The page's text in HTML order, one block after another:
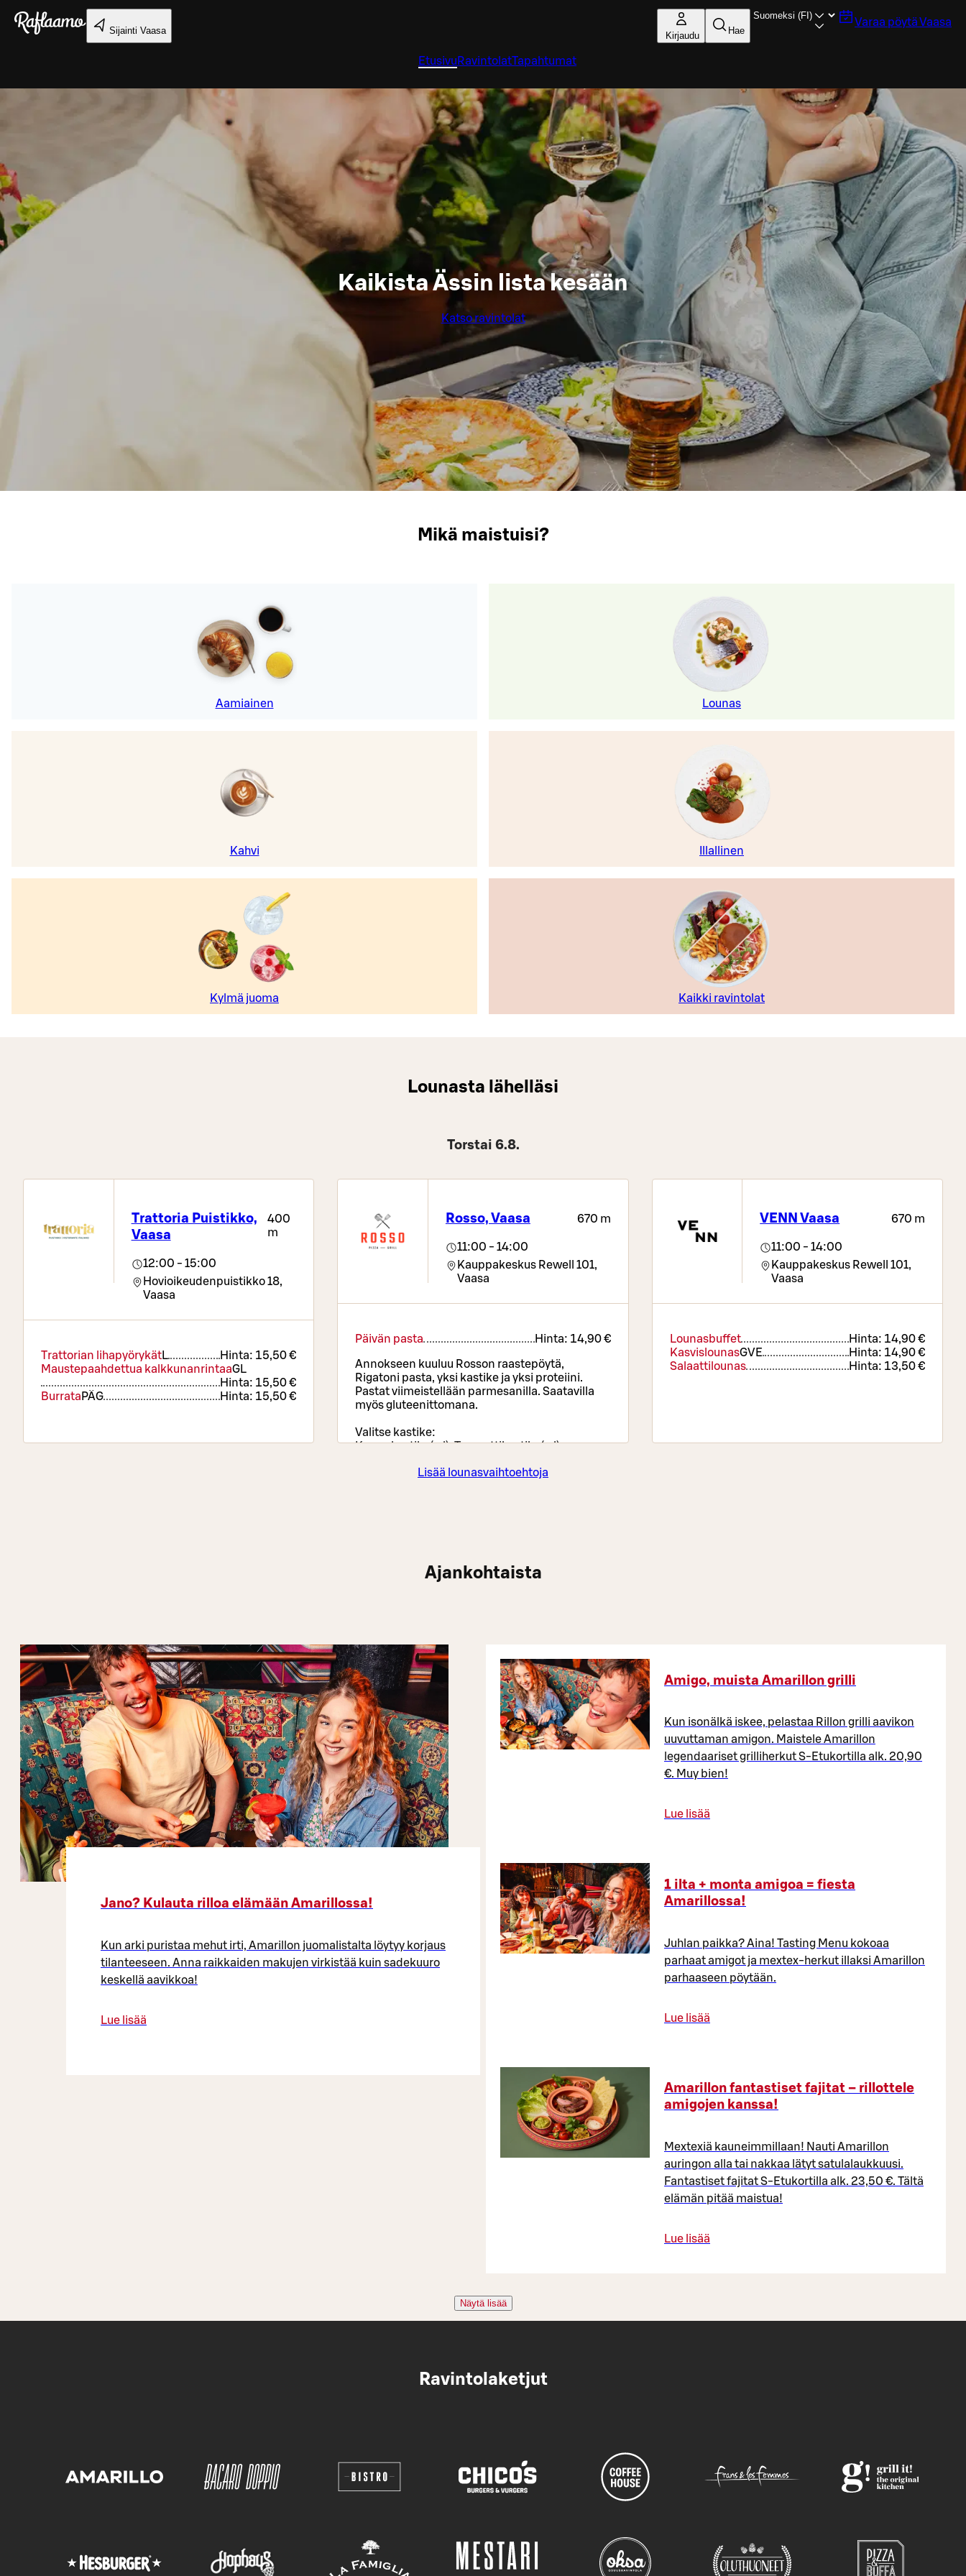
Siirry pääsisältöön
Sijainti Vaasa Kirjaudu Hae
Varaa pöytäVaasa
Etusivu RavintolatTapahtumat
Kaikista Ässin lista kesään
Katso ravintolat
Mikä maistuisi?
Aamiainen Lounas
Kahvi Illallinen
Kylmä juoma Kaikki ravintolat
Lounasta lähelläsi
Torstai 6.8.
Trattoria Puistikko,
Vaasa
400
m
12:00 - 15:00
Hovioikeudenpuistikko 18,
Vaasa
Trattorian lihapyörykätL Hinta: 15,50 €
Maustepaahdettua kalkkunanrintaaGL
Hinta: 15,50 €
Burrata PÄG Hinta: 15,50 €
Rosso, Vaasa 670 m
11:00 - 14:00
Kauppakeskus Rewell 101,
Vaasa
Päivän pasta Hinta: 14,90 €
Annokseen kuuluu Rosson raastepöytä,
Rigatoni pasta, yksi kastike ja yksi proteiini.
Pastat viimeistellään parmesanilla. Saatavilla
myös gluteenittomana.
Valitse kastike:
Kermakastike(g,l), Tomaattikastike(g,l),
hummerikastike(g,l) , Bolognese(g,l). Lisäkastike
Lisäproteiini +2€/kpl
• aioli • ananas • Aura-juusto • aurinkokuivattu
tomaatti • BBQ-kastike • bolognese • broileri •
caesarkastike • creme-hollandaisekastike •
fetajuusto • friteeratut kaprikset • ilmakuivattu
kinkku • jalapeno • katkarapu • kesäkurpitsa •
kevätsipuli • kinkku • kylmäsavulohi •
kylmäsavustettu tofu • oliivi • mozzarella • nduja •
parmesaani • paprikahillo • pekoni • pepperoni •
persikka • pikkelöity punasipuli • rucola • tuore
herkkusieni • tuplajuusto • kirsikkatomaatti •
tonnikala • vuohenjuusto • Vöner • tofu
VENN Vaasa 670 m
11:00 - 14:00
Kauppakeskus Rewell 101,
Vaasa
Lounasbuffet Hinta: 14,90 €
KasvislounasGVE Hinta: 14,90 €
Salaattilounas
Hinta: 13,50 €
Lisää lounasvaihtoehtoja
Ajankohtaista
Jano? Kulauta rilloa elämään Amarillossa!
Kun arki puristaa mehut irti, Amarillon juomalistalta löytyy korjaus
tilanteeseen. Anna raikkaiden makujen virkistää kuin sadekuuro
keskellä aavikkoa!
Lue lisää
Amigo, muista Amarillon grilli
Kun isonälkä iskee, pelastaa Rillon grilli aavikon
uuvuttaman amigon. Maistele Amarillon
legendaariset grilliherkut S-Etukortilla alk. 20,90
€. Muy bien!
Lue lisää
1 ilta + monta amigoa = fiesta
Amarillossa!
Juhlan paikka? Aina! Tasting Menu kokoaa
parhaat amigot ja mextex-herkut illaksi Amarillon
parhaaseen pöytään.
Lue lisää
Amarillon fantastiset fajitat – rillottele
amigojen kanssa!
Mextexiä kauneimmillaan! Nauti Amarillon
auringon alla tai nakkaa lätyt satulalaukkuusi.
Fantastiset fajitat S-Etukortilla alk. 23,50 €. Tältä
elämän pitää maistua!
Lue lisää
Näytä lisää
Ravintolaketjut